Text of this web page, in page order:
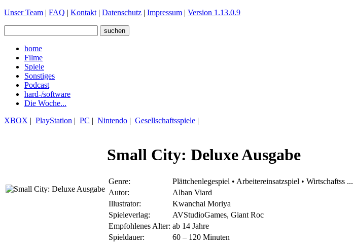
Unser Team | FAQ | Kontakt | Datenschutz | Impressum | Version 1.13.0.9
home
Filme
Spiele
Sonstiges
Podcast
hard-/software
Die Woche...
XBOX | PlayStation | PC | Nintendo | Gesellschaftsspiele |
Small City: Deluxe Ausgabe
Genre:
Plättchenlegespiel • Arbeitereinsatzspiel • Wirtschaftss ...
Autor:
Alban Viard
Illustrator:
Kwanchai Moriya
Spieleverlag:
AVStudioGames, Giant Roc
Empfohlenes Alter: ab 14 Jahre
Spieldauer:
60 – 120 Minuten